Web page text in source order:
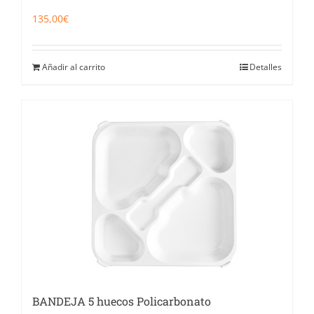
135,00€
Añadir al carrito Detalles
BANDEJA 5 huecos Policarbonato